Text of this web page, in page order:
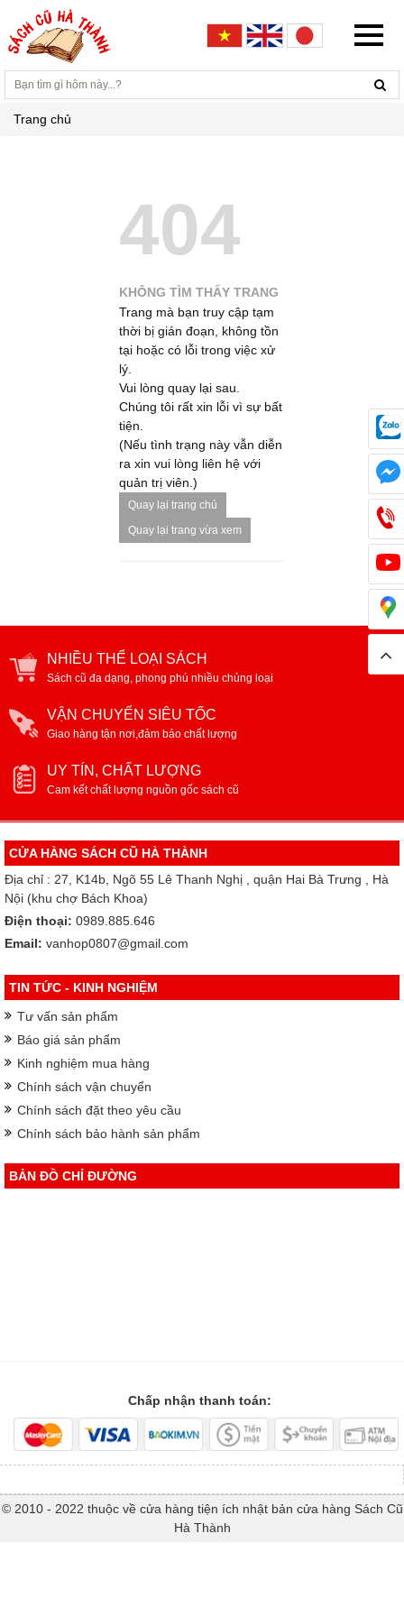
Trang chủ
404
KHÔNG TÌM THẤY TRANG
Trang mà bạn truy cập tạm
thời bị gián đoạn, không tồn
tại hoặc có lỗi trong việc xử
lý.
Vui lòng quay lại sau.
Chúng tôi rất xin lỗi vì sự bất
tiện.
(Nếu tình trạng này vẫn diễn
ra xin vui lòng liên hệ với
quản trị viên.)
Quay lại trang chủ
Quay lại trang vừa xem
NHIỀU THỂ LOẠI SÁCH
Sách cũ đa dạng, phong phú nhiều chủng loại
VẬN CHUYỂN SIÊU TỐC
Giao hàng tận nơi,đảm bảo chất lượng
UY TÍN, CHẤT LƯỢNG
Cam kết chất lượng nguồn gốc sách cũ
CỬA HÀNG SÁCH CŨ HÀ THÀNH
Địa chỉ : 27, K14b, Ngõ 55 Lê Thanh Nghị , quận Hai Bà Trưng , Hà
Nội (khu chợ Bách Khoa)
Điện thoại: 0989.885.646
Email: vanhop0807@gmail.com
TIN TỨC - KINH NGHIỆM
Tư vấn sản phẩm
Báo giá sản phẩm
Kinh nghiệm mua hàng
Chính sách vận chuyển
Chính sách đặt theo yêu cầu
Chính sách bảo hành sản phẩm
BẢN ĐỒ CHỈ ĐƯỜNG
Chấp nhận thanh toán:
© 2010 - 2022 thuộc về cửa hàng tiện ích nhật bản cửa hàng Sách Cũ
Hà Thành